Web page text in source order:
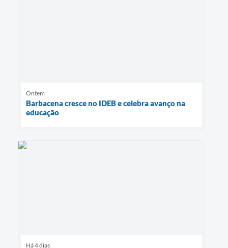
Ontem
Barbacena cresce no IDEB e celebra avanço na
educação
Há 4 dias